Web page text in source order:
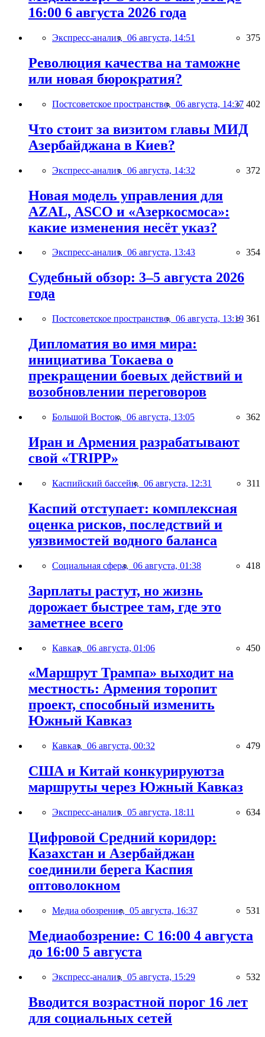
16:00 6 августа 2026 года
Экспресс-анализ, 06 августа, 14:51 375
Революция качества на таможне
или новая бюрократия?
Постсоветское пространство, 06 августа, 14:37 402
Что стоит за визитом главы МИД
Азербайджана в Киев?
Экспресс-анализ, 06 августа, 14:32 372
Новая модель управления для
AZAL, ASCO и «Азеркосмоса»:
какие изменения несёт указ?
Экспресс-анализ, 06 августа, 13:43 354
Судебный обзор: 3–5 августа 2026
года
Постсоветское пространство, 06 августа, 13:19 361
Дипломатия во имя мира:
инициатива Токаева о
прекращении боевых действий и
возобновлении переговоров
Большой Восток, 06 августа, 13:05 362
Иран и Армения разрабатывают
свой «TRIPP»
Каспийский бассейн, 06 августа, 12:31 311
Каспий отступает: комплексная
оценка рисков, последствий и
уязвимостей водного баланса
Социальная сфера, 06 августа, 01:38 418
Зарплаты растут, но жизнь
дорожает быстрее там, где это
заметнее всего
Кавказ, 06 августа, 01:06 450
«Маршрут Трампа» выходит на
местность: Армения торопит
проект, способный изменить
Южный Кавказ
Кавказ, 06 августа, 00:32 479
США и Китай конкурируютза
маршруты через Южный Кавказ
Экспресс-анализ, 05 августа, 18:11 634
Цифровой Средний коридор:
Казахстан и Азербайджан
соединили берега Каспия
оптоволокном
Медиа обозрение, 05 августа, 16:37 531
Медиаобозрение: С 16:00 4 августа
до 16:00 5 августа
Экспресс-анализ, 05 августа, 15:29 532
Вводится возрастной порог 16 лет
для социальных сетей